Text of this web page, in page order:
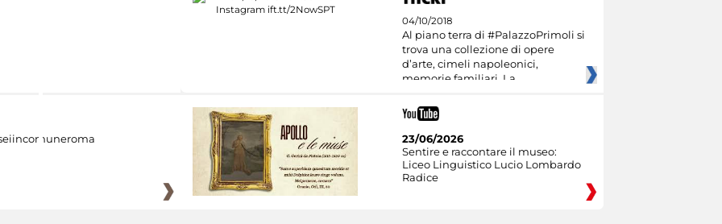
04/10/2018
Al piano terra di #PalazzoPrimoli si
trova una collezione di opere
d’arte, cimeli napoleonici,
memorie familiari. La
23/06/2026
Sentire e raccontare il museo:
Liceo Linguistico Lucio Lombardo
Radice